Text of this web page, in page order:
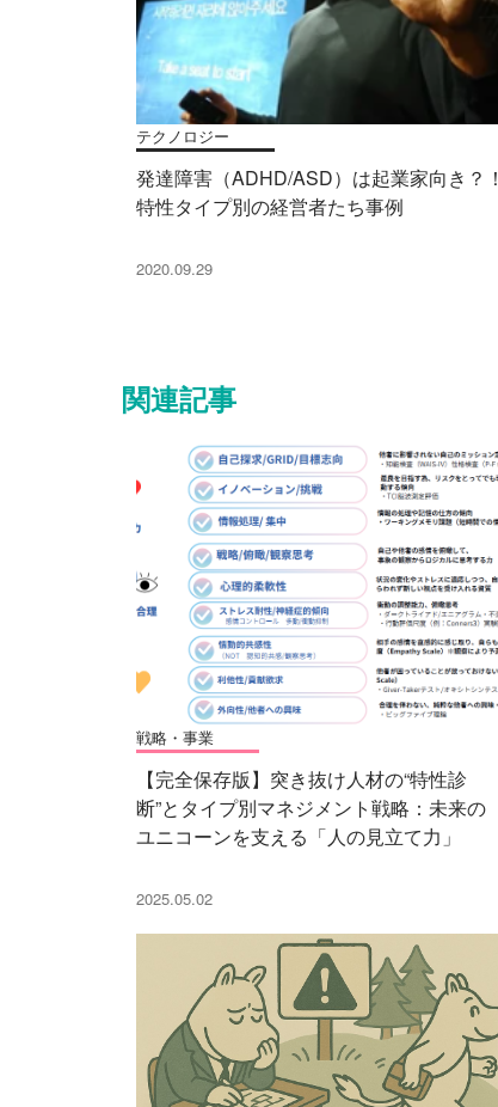
テクノロジー
発達障害（ADHD/ASD）は起業家向き？！
特性タイプ別の経営者たち事例
2020.09.29
関連記事
戦略・事業
【完全保存版】突き抜け人材の“特性診
断”とタイプ別マネジメント戦略：未来の
ユニコーンを支える「人の見立て力」
2025.05.02